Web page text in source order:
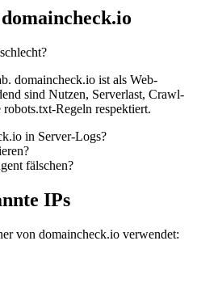
domaincheck.io ist als Web-
sind Nutzen, Serverlast, Crawl-
Regeln respektiert.
in Server-Logs?
fälschen?
IPs
von domaincheck.io verwendet: